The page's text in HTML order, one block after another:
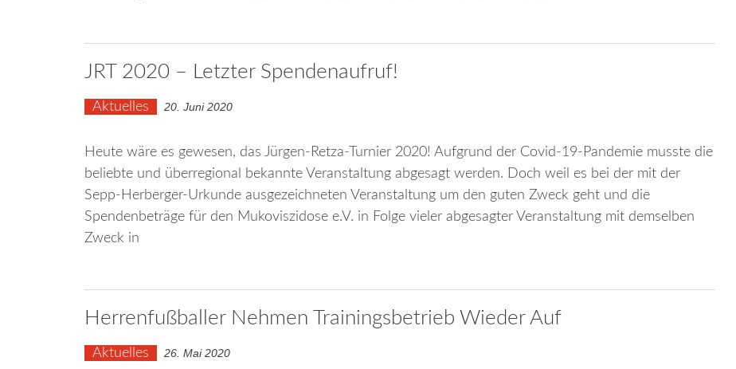
JRT 2020 – Letzter Spendenaufruf!
Aktuelles 20. Juni 2020
Heute wäre es gewesen, das Jürgen-Retza-Turnier 2020! Aufgrund der Covid-19-Pandemie musste die
beliebte und überregional bekannte Veranstaltung abgesagt werden. Doch weil es bei der mit der
Sepp-Herberger-Urkunde ausgezeichneten Veranstaltung um den guten Zweck geht und die
Spendenbeträge für den Mukoviszidose e.V. in Folge vieler abgesagter Veranstaltung mit demselben
Zweck in
Herrenfußballer Nehmen Trainingsbetrieb Wieder Auf
Aktuelles 26. Mai 2020